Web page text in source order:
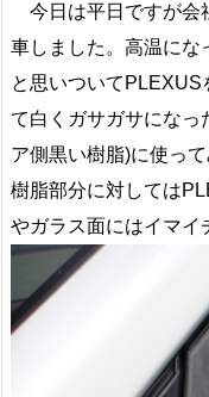
今日は平日ですが会
車しました。高温にな
と思いついてPLEXUS
て白くガサガサになっ
ア側黒い樹脂)に使っ
樹脂部分に対しては
やガラス面にはイマイ